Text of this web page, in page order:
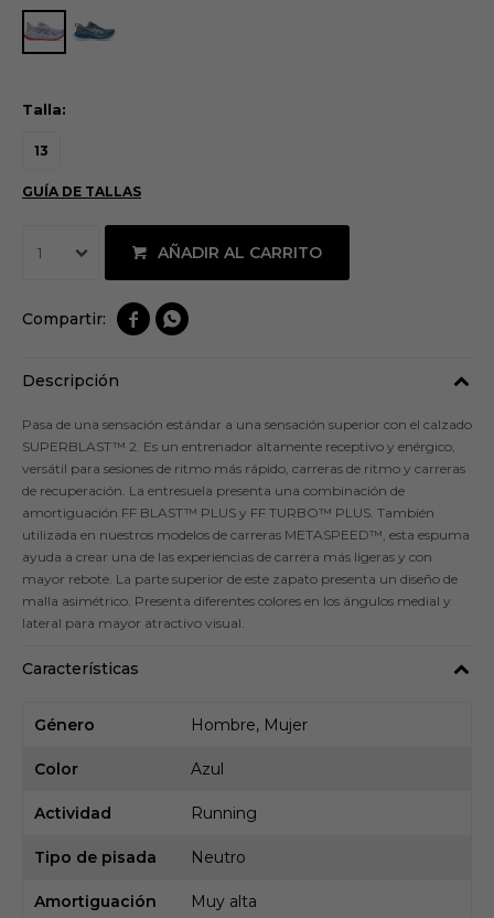
Talla:
13
GUÍA DE TALLAS
1 AÑADIR AL CARRITO
 
Descripción
Pasa de una sensación estándar a una sensación superior con el calzado
SUPERBLAST™ 2. Es un entrenador altamente receptivo y enérgico,
versátil para sesiones de ritmo más rápido, carreras de ritmo y carreras
de recuperación. La entresuela presenta una combinación de
amortiguación FF BLAST™ PLUS y FF TURBO™ PLUS. También
utilizada en nuestros modelos de carreras METASPEED™, esta espuma
ayuda a crear una de las experiencias de carrera más ligeras y con
mayor rebote. La parte superior de este zapato presenta un diseño de
malla asimétrico. Presenta diferentes colores en los ángulos medial y
lateral para mayor atractivo visual.
Características
Género Hombre, Mujer
Color Azul
Actividad Running
Tipo de pisada Neutro
Amortiguación Muy alta